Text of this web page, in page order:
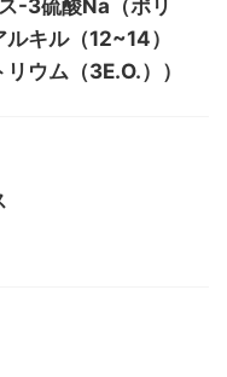
-3硫酸Na（ポリ
キル（12~14）
ウム（3E.O.））